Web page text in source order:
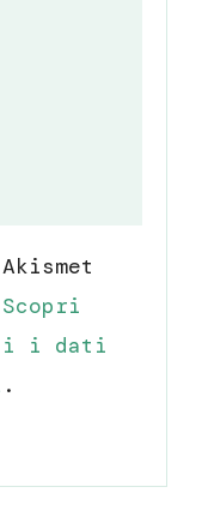
Scopri
i dati
.